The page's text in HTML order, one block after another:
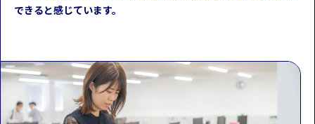
できると感じています。